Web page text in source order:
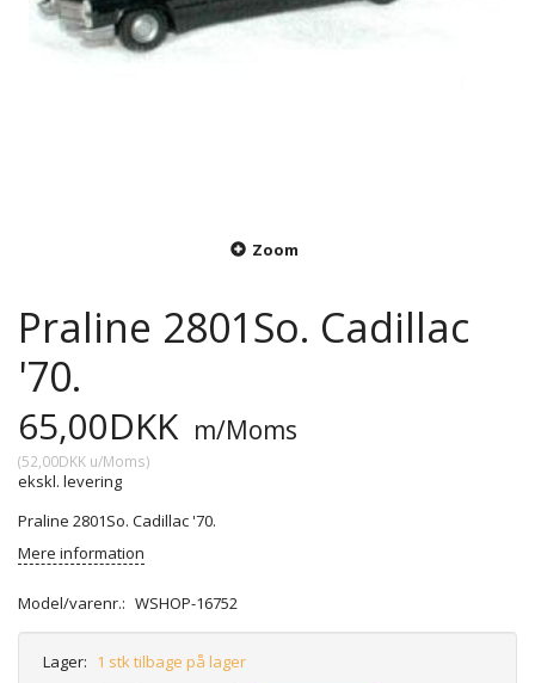
Zoom
Praline 2801So. Cadillac
'70.
65,00DKK m/Moms
(52,00DKK u/Moms)
ekskl. levering
Praline 2801So. Cadillac '70.
Mere information
Model/varenr.: WSHOP-16752
Lager: 1 stk tilbage på lager